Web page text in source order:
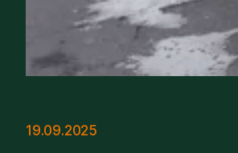
19.09.2025